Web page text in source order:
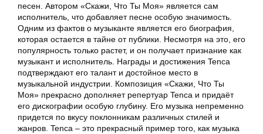
песен. Автором «Скажи, Что Ты Моя» является сам
исполнитель, что добавляет песне особую значимость.
Одним из фактов о музыканте является его биография,
которая остается в тайне от публики. Несмотря на это, его
популярность только растет, и он получает признание как
музыкант и исполнитель. Награды и достижения Tenca
подтверждают его талант и достойное место в
музыкальной индустрии. Композиция «Скажи, Что Ты
Моя» прекрасно дополняет репертуар Tenca и придаёт
его дискографии особую глубину. Его музыка непременно
придется по вкусу поклонникам различных стилей и
жанров. Tenca – это прекрасный пример того, как музыка